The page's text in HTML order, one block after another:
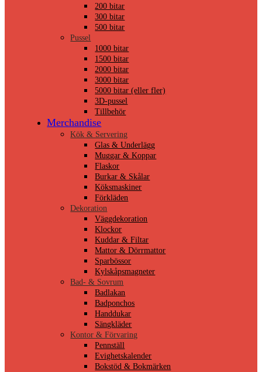
200 bitar
300 bitar
500 bitar
Pussel
1000 bitar
1500 bitar
2000 bitar
3000 bitar
5000 bitar (eller fler)
3D-pussel
Tillbehör
Merchandise
Kök & Servering
Glas & Underlägg
Muggar & Koppar
Flaskor
Burkar & Skålar
Köksmaskiner
Förkläden
Dekoration
Väggdekoration
Klockor
Kuddar & Filtar
Mattor & Dörrmattor
Sparbössor
Kylskåpsmagneter
Bad- & Sovrum
Badlakan
Badponchos
Handdukar
Sängkläder
Kontor & Förvaring
Pennställ
Evighetskalender
Bokstöd & Bokmärken